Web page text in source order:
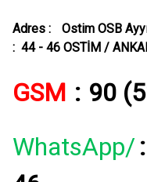
Adres :
Ostim OSB
: 44 - 46 OSTİM /
GSM : 90
WhatsApp/ :